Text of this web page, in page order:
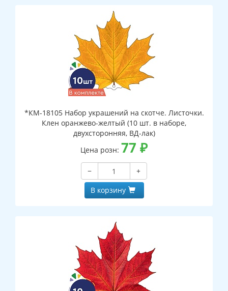
*КМ-18105 Набор украшений на скотче. Листочки.
Клен оранжево-желтый (10 шт. в наборе,
двухсторонняя, ВД-лак)
Цена розн: 77 ₽
−
+
В корзину